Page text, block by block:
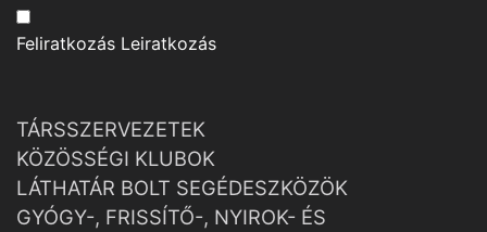
Feliratkozás Leiratkozás
TÁRSSZERVEZETEK
KÖZÖSSÉGI KLUBOK
LÁTHATÁR BOLT SEGÉDESZKÖZÖK
GYÓGY-, FRISSÍTŐ-, NYIROK- ÉS